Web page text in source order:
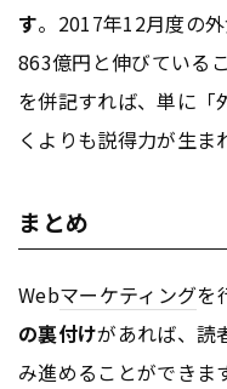
す。2017年12月度の
863億円と伸びている
を併記すれば、単に「
くよりも説得力が生ま
まとめ
Webマーケティングを
の裏付けがあれば、読
み進めることができま